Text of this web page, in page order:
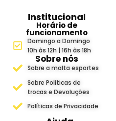
Institucional
Horário de
funcionamento
Domingo a Domingo
10h às 12h | 16h às 18h
Sobre nós
Sobre a malta esportes
Sobre Políticas de
trocas e Devoluções
Políticas de Privacidade